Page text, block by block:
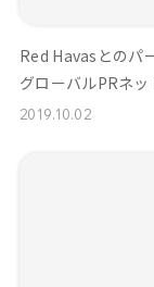
Red Havasとのパ
グローバルPRネ
2019.10.02